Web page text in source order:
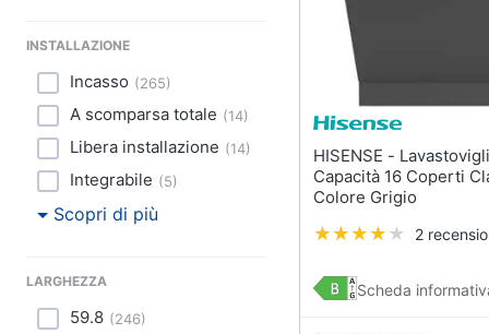
INSTALLAZIONE
Incasso (265)
A scomparsa totale (14)
Libera installazione (14)
Integrabile (5)
Scopri di più
LARGHEZZA
59.8 (246)
HISENSE - Lavastoviglie HV16B
Capacità 16 Coperti
Colore Grigio
2
Scheda